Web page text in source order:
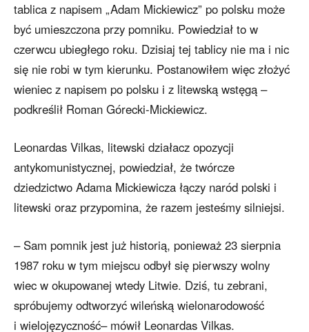
tablica z napisem „Adam Mickiewicz” po polsku może
być umieszczona przy pomniku. Powiedział to w
czerwcu ubiegłego roku. Dzisiaj tej tablicy nie ma i nic
się nie robi w tym kierunku. Postanowiłem więc złożyć
wieniec z napisem po polsku i z litewską wstęgą –
podkreślił Roman Górecki-Mickiewicz.
Leonardas Vilkas, litewski działacz opozycji
antykomunistycznej, powiedział, że twórcze
dziedzictwo Adama Mickiewicza łączy naród polski i
litewski oraz przypomina, że razem jesteśmy silniejsi.
– Sam pomnik jest już historią, ponieważ 23 sierpnia
1987 roku w tym miejscu odbył się pierwszy wolny
wiec w okupowanej wtedy Litwie. Dziś, tu zebrani,
spróbujemy odtworzyć wileńską wielonarodowość
i wielojęzyczność– mówił Leonardas Vilkas.